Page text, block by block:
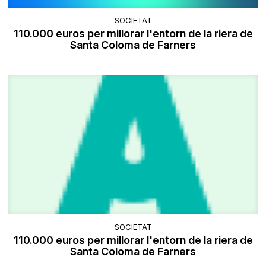
SOCIETAT
110.000 euros per millorar l'entorn de la riera de
Santa Coloma de Farners
SOCIETAT
110.000 euros per millorar l'entorn de la riera de
Santa Coloma de Farners